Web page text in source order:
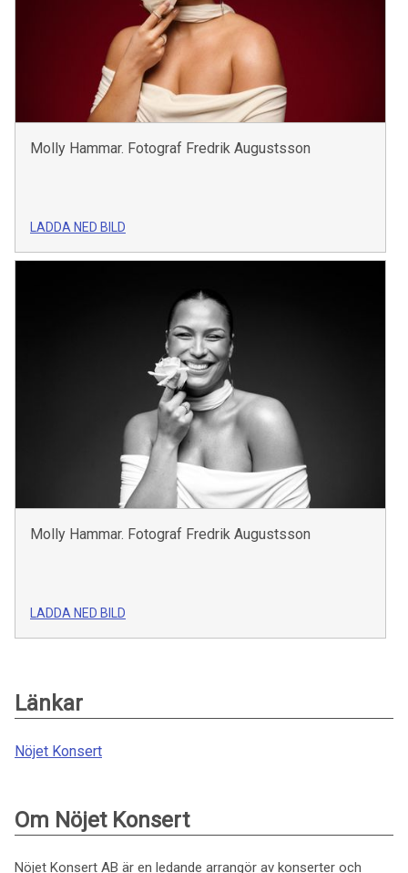
Molly Hammar. Fotograf Fredrik Augustsson
LADDA NED BILD
Molly Hammar. Fotograf Fredrik Augustsson
LADDA NED BILD
Länkar
Nöjet Konsert
Om Nöjet Konsert
Nöjet Konsert AB är en ledande arrangör av konserter och